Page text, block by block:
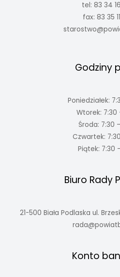
tel: 83 34
fax: 83 35
Godziny
Poniedziałek:
Wtorek: 7:30
Środa: 7:30
Czwartek:
Piątek: 7:30
Biuro Rady
21-500 Biała Podlaska ul.
Konto